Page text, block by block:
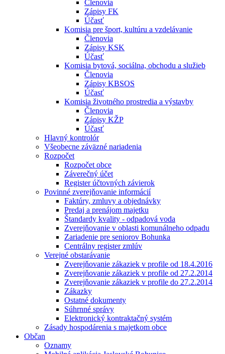
Členovia
Zápisy FK
Účasť
Komisia pre šport, kultúru a vzdelávanie
Členovia
Zápisy KSK
Účasť
Komisia bytová, sociálna, obchodu a služieb
Členovia
Zápisy KBSOS
Účasť
Komisia životného prostredia a výstavby
Členovia
Zápisy KŽP
Účasť
Hlavný kontrolór
Všeobecne záväzné nariadenia
Rozpočet
Rozpočet obce
Záverečný účet
Register účtovných závierok
Povinné zverejňovanie informácií
Faktúry, zmluvy a objednávky
Predaj a prenájom majetku
Štandardy kvality - odpadová voda
Zverejňovanie v oblasti komunálneho odpadu
Zariadenie pre seniorov Bohunka
Centrálny register zmlúv
Verejné obstarávanie
Zverejňovanie zákaziek v profile od 18.4.2016
Zverejňovanie zákaziek v profile od 27.2.2014
Zverejňovanie zákaziek v profile do 27.2.2014
Zákazky
Ostatné dokumenty
Súhrnné správy
Elektronický kontraktačný systém
Zásady hospodárenia s majetkom obce
Občan
Oznamy